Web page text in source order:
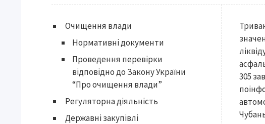
305
Очищення влади
Нормативні документи
Проведення перевірки
відповідно до Закону України
“Про очищення влади”
Регуляторна діяльність
Державні закупівлі